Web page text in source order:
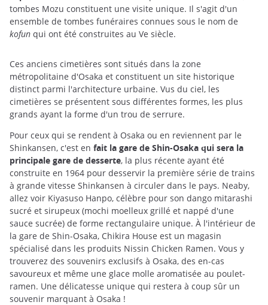
tombes Mozu constituent une visite unique. Il s'agit d'un
ensemble de tombes funéraires connues sous le nom de
kofun qui ont été construites au Ve siècle.
Ces anciens cimetières sont situés dans la zone
métropolitaine d'Osaka et constituent un site historique
distinct parmi l'architecture urbaine. Vus du ciel, les
cimetières se présentent sous différentes formes, les plus
grands ayant la forme d'un trou de serrure.
Pour ceux qui se rendent à Osaka ou en reviennent par le
Shinkansen, c'est en fait la gare de Shin-Osaka qui sera la
principale gare de desserte, la plus récente ayant été
construite en 1964 pour desservir la première série de trains
à grande vitesse Shinkansen à circuler dans le pays. Neaby,
allez voir Kiyasuso Hanpo, célèbre pour son dango mitarashi
sucré et sirupeux (mochi moelleux grillé et nappé d'une
sauce sucrée) de forme rectangulaire unique. À l'intérieur de
la gare de Shin-Osaka, Chikira House est un magasin
spécialisé dans les produits Nissin Chicken Ramen. Vous y
trouverez des souvenirs exclusifs à Osaka, des en-cas
savoureux et même une glace molle aromatisée au poulet-
ramen. Une délicatesse unique qui restera à coup sûr un
souvenir marquant à Osaka !